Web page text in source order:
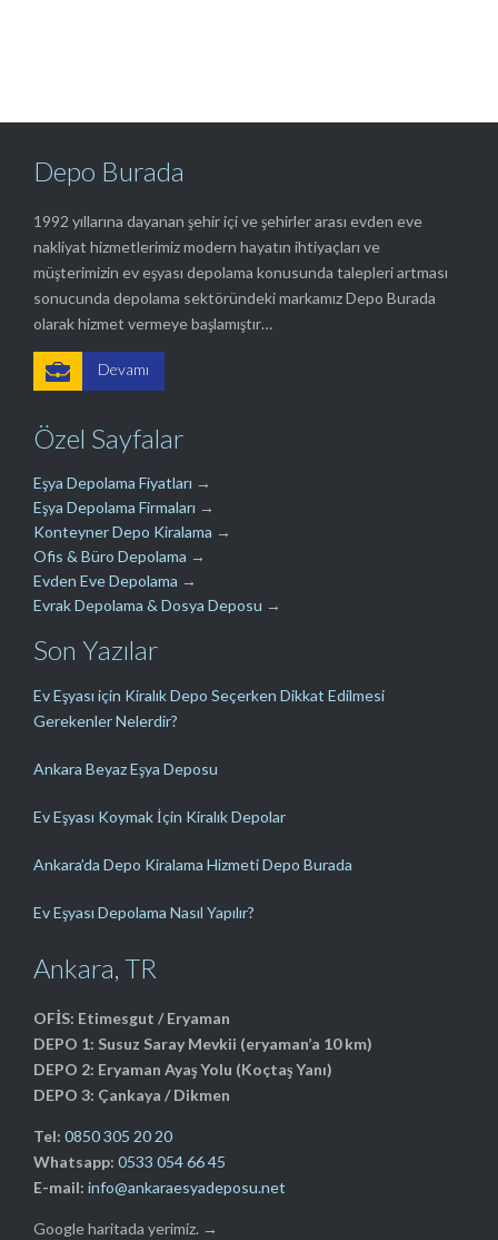
Depo Burada
1992 yıllarına dayanan şehir içi ve şehirler arası evden eve
nakliyat hizmetlerimiz modern hayatın ihtiyaçları ve
müşterimizin ev eşyası depolama konusunda talepleri artması
sonucunda depolama sektöründeki markamız Depo Burada
olarak hizmet vermeye başlamıştır…
 Devamı
Özel Sayfalar
Eşya Depolama Fiyatları →
Eşya Depolama Firmaları →
Konteyner Depo Kiralama →
Ofis & Büro Depolama →
Evden Eve Depolama →
Evrak Depolama & Dosya Deposu →
Son Yazılar
Ev Eşyası için Kiralık Depo Seçerken Dikkat Edilmesi
Gerekenler Nelerdir?
Ankara Beyaz Eşya Deposu
Ev Eşyası Koymak İçin Kiralık Depolar
Ankara’da Depo Kiralama Hizmeti Depo Burada
Ev Eşyası Depolama Nasıl Yapılır?
Ankara, TR
OFİS: Etimesgut / Eryaman
DEPO 1: Susuz Saray Mevkii (eryaman’a 10 km)
DEPO 2: Eryaman Ayaş Yolu (Koçtaş Yanı)
DEPO 3: Çankaya / Dikmen
Tel: 0850 305 20 20
Whatsapp: 0533 054 66 45
E-mail: info@ankaraesyadeposu.net
Google haritada yerimiz. →